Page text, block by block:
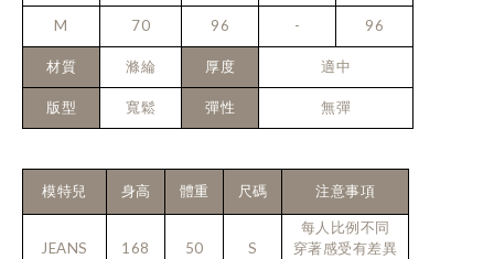
M 70 96 - 96
材質 滌綸 厚度 適中
版型 寬鬆 彈性 無彈
模特兒 身高 體重 尺碼 注意事項
JEANS 168 50 S
每人比例不同
穿著感受有差異